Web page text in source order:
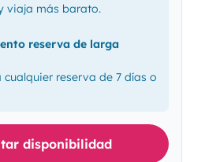
viaja más barato.
reserva de larga
reserva de 7 días o
disponibilidad